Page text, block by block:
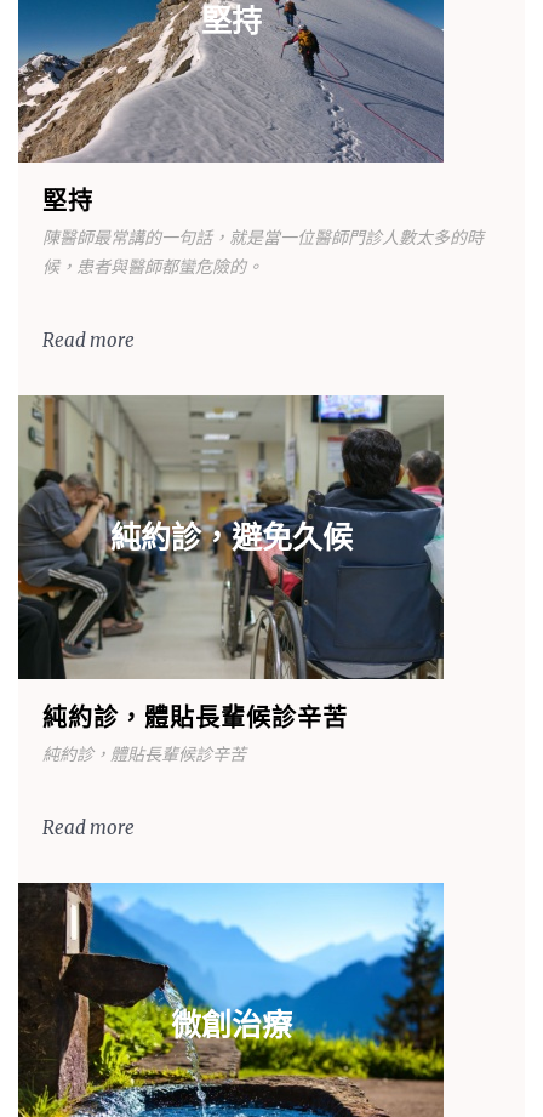
堅持
堅持
陳醫師最常講的一句話，就是當一位醫師門診人數太多的時
候，患者與醫師都蠻危險的。
Read more
純約診，避免久候
純約診，體貼長輩候診辛苦
純約診，體貼長輩候診辛苦
Read more
微創治療